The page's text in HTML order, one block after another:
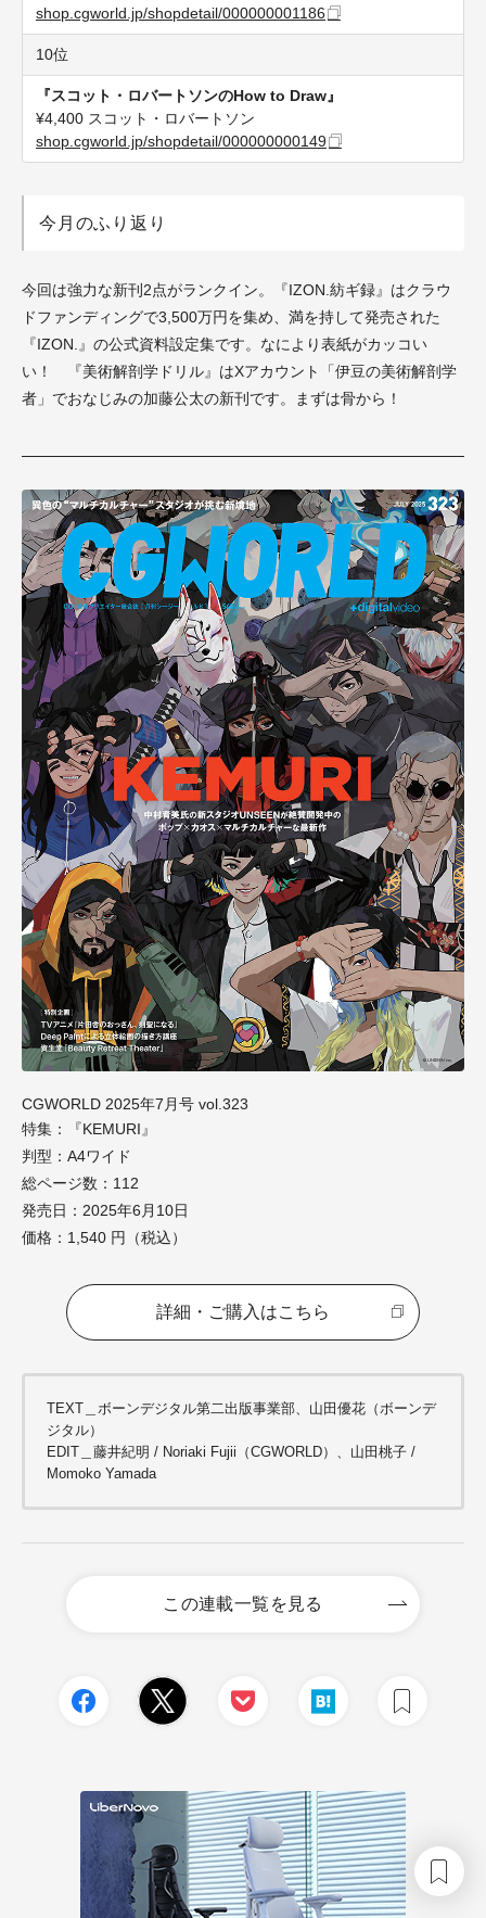
shop.cgworld.jp/shopdetail/000000001186
10位
『スコット・ロバートソンのHow to Draw』
¥4,400 スコット・ロバートソン
shop.cgworld.jp/shopdetail/000000000149
今月のふり返り
今回は強力な新刊2点がランクイン。『IZON.紡ギ録』はクラウ
ドファンディングで3,500万円を集め、満を持して発売された
『IZON.』の公式資料設定集です。なにより表紙がカッコい
い！ 『美術解剖学ドリル』はXアカウント「伊豆の美術解剖学
者」でおなじみの加藤公太の新刊です。まずは骨から！
CGWORLD 2025年7月号 vol.323
特集：『KEMURI』
判型：A4ワイド
総ページ数：112
発売日：2025年6月10日
価格：1,540 円（税込）
詳細・ご購入はこちら
TEXT＿ボーンデジタル第二出版事業部、山田優花（ボーンデ
ジタル）
EDIT＿藤井紀明 / Noriaki Fujii（CGWORLD）、山田桃子 /
Momoko Yamada
この連載一覧を見る